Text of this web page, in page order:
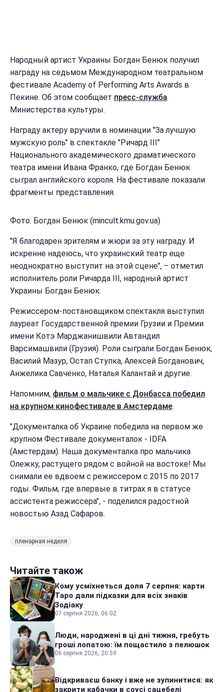
Народный артист Украины Богдан Бенюк получил
награду на седьмом Международном театральном
фестивале Academy of Performing Arts Awards в
Пекине. Об этом сообщает пресс-служба
Министерства культуры.
Награду актеру вручили в номинации "За лучшую
мужскую роль" в спектакле "Ричард III"
Национального академического драматического
театра имени Ивана Франко, где Богдан Бенюк
сыграл английского короля. На фестивале показали
фрагменты представления.
Фото: Богдан Бенюк (mincult.kmu.gov.ua)
"Я благодарен зрителям и жюри за эту награду. И
искренне надеюсь, что украинский театр еще
неоднократно выступит на этой сцене", – отметил
исполнитель роли Ричарда III, народный артист
Украины Богдан Бенюк.
Режиссером-постановщиком спектакля выступил
лауреат Государственной премии Грузии и Премии
имени Котэ Марджанишвили Автандил
Варсимашвили (Грузия). Роли сыграли Богдан Бенюк,
Василий Мазур, Остап Ступка, Алексей Богданович,
Анжелика Савченко, Наталья Калантай и другие.
Напомним, фильм о мальчике с Донбасса победил
на крупном кинофестивале в Амстердаме.
"Документалка об Украине победила на первом же
крупном Фестивале документалок - IDFA
(Амстердам). Наша документалка про мальчика
Олежку, растущего рядом с войной на востоке! Мы
снимали ее вдвоем с режиссером с 2015 по 2017
годы. Фильм, где впервые в титрах я в статусе
ассистента режиссера", - поделился радостной
новостью Азад Сафаров.
пленарная неделя
Читайте також
Кому усміхнеться доля 7 серпня: карти
Таро дали підказки для всіх знаків
Зодіаку
07 серпня 2026, 06:02
Люди, народжені в ці дні тижня, гребуть
гроші лопатою: їм пощастило з пелюшок
06 серпня 2026, 20:59
Відкриваєш банку і вже не зупинитися: як
закрити кабачки в соусі сацебелі